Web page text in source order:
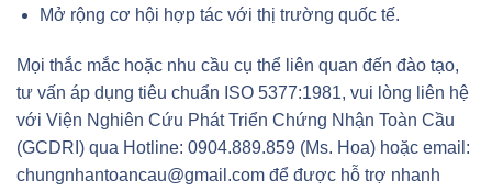
Mở rộng cơ hội hợp tác với thị trường quốc tế.
Mọi thắc mắc hoặc nhu cầu cụ thể liên quan đến đào tạo,
tư vấn áp dụng tiêu chuẩn ISO 5377:1981, vui lòng liên hệ
với Viện Nghiên Cứu Phát Triển Chứng Nhận Toàn Cầu
(GCDRI) qua Hotline: 0904.889.859 (Ms. Hoa) hoặc email:
chungnhantoancau@gmail.com để được hỗ trợ nhanh